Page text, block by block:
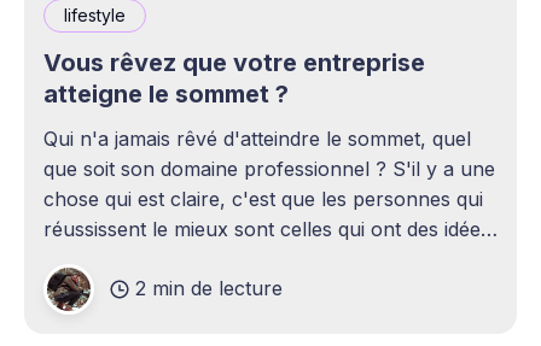
lifestyle
Vous rêvez que votre entreprise
atteigne le sommet ?
Qui n'a jamais rêvé d'atteindre le sommet, quel
que soit son domaine professionnel ? S'il y a une
chose qui est claire, c'est que les personnes qui
réussissent le mieux sont celles qui ont des idées
2 min de lecture